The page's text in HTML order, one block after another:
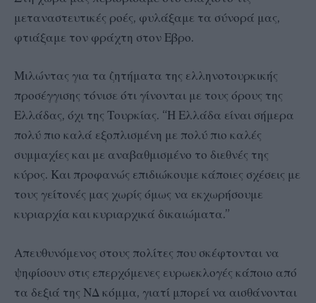
μεταναστευτικές ροές, φυλάξαμε τα σύνορά μας,
φτιάξαμε τον φράχτη στον Εβρο.
Μιλώντας για τα ζητήματα της ελληνοτουρκικής
προσέγγισης τόνισε ότι γίνονται με τους όρους της
Ελλάδας, όχι της Τουρκίας. “Η Ελλάδα είναι σήμερα
πολύ πιο καλά εξοπλισμένη με πολύ πιο καλές
συμμαχίες και με αναβαθμισμένο το διεθνές της
κύρος. Και προφανώς επιδιώκουμε κάποιες σχέσεις με
τους γείτονές μας χωρίς όμως να εκχωρήσουμε
κυριαρχία και κυριαρχικά δικαιώματα.”
Απευθυνόμενος στους πολίτες που σκέφτονται να
ψηφίσουν στις επερχόμενες ευρωεκλογές κάποιο από
τα δεξιά της ΝΔ κόμμα, γιατί μπορεί να αισθάνονται